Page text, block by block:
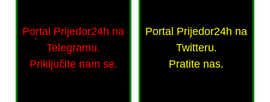
Portal Prijedor24h na
Telegramu.
Priključite nam se.
Portal Prijedor24h na
Twitteru.
Pratite nas.